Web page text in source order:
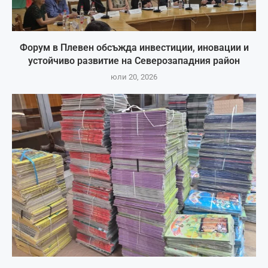
Форум в Плевен обсъжда инвестиции, иновации и
устойчиво развитие на Северозападния район
юли 20, 2026